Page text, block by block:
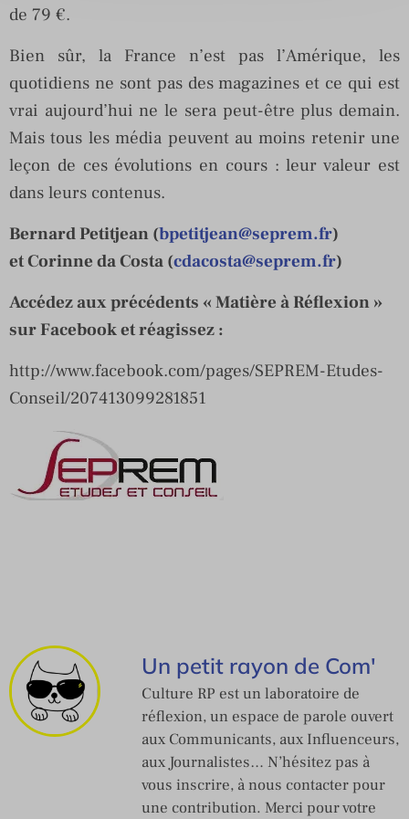
de 79 €.
Bien sûr, la France n’est pas l’Amérique, les
quotidiens ne sont pas des magazines et ce qui est
vrai aujourd’hui ne le sera peut-être plus demain.
Mais tous les média peuvent au moins retenir une
leçon de ces évolutions en cours : leur valeur est
dans leurs contenus.
Bernard Petitjean (bpetitjean@seprem.fr)
et Corinne da Costa (cdacosta@seprem.fr)
Accédez aux précédents « Matière à Réflexion »
sur Facebook et réagissez :
http://www.facebook.com/pages/SEPREM-Etudes-
Conseil/207413099281851
Un petit rayon de Com'
Culture RP est un laboratoire de
réflexion, un espace de parole ouvert
aux Communicants, aux Influenceurs,
aux Journalistes… N’hésitez pas à
vous inscrire, à nous contacter pour
une contribution. Merci pour votre